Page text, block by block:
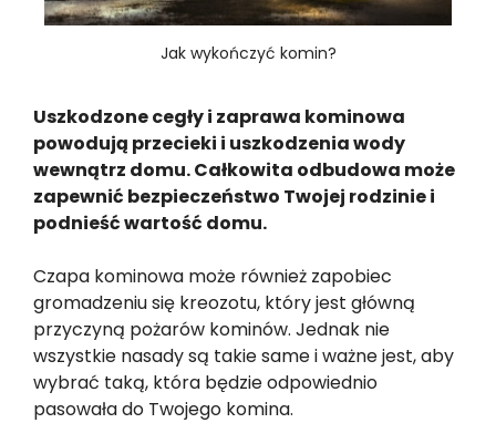
Jak wykończyć komin?
Uszkodzone cegły i zaprawa kominowa
powodują przecieki i uszkodzenia wody
wewnątrz domu. Całkowita odbudowa może
zapewnić bezpieczeństwo Twojej rodzinie i
podnieść wartość domu.
Czapa kominowa może również zapobiec
gromadzeniu się kreozotu, który jest główną
przyczyną pożarów kominów. Jednak nie
wszystkie nasady są takie same i ważne jest, aby
wybrać taką, która będzie odpowiednio
pasowała do Twojego komina.